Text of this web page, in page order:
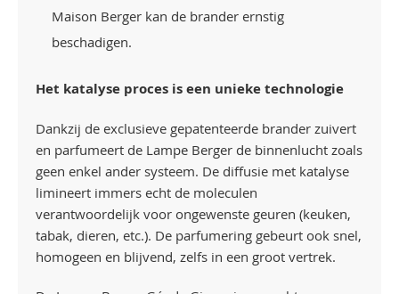
Maison Berger kan de brander ernstig
beschadigen.
Het katalyse proces is een unieke technologie
Dankzij de exclusieve gepatenteerde brander zuivert
en parfumeert de Lampe Berger de binnenlucht zoals
geen enkel ander systeem. De diffusie met katalyse
limineert immers echt de moleculen
verantwoordelijk voor ongewenste geuren (keuken,
tabak, dieren, etc.). De parfumering gebeurt ook snel,
homogeen en blijvend, zelfs in een groot vertrek.